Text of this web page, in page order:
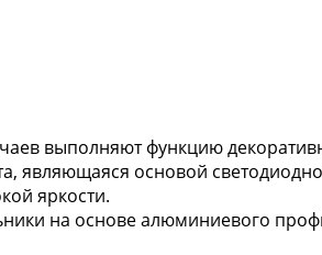
выполняют функцию
являющаяся основой
яркости.
на основе алюминиевого